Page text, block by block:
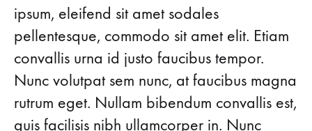
You
Need
In
Your
ipsum, eleifend sit amet sodales
pellentesque, commodo sit amet elit. Etiam
convallis urna id justo faucibus tempor.
Nunc volutpat sem nunc, at faucibus magna
rutrum eget. Nullam bibendum convallis est,
quis facilisis nibh ullamcorper in. Nunc